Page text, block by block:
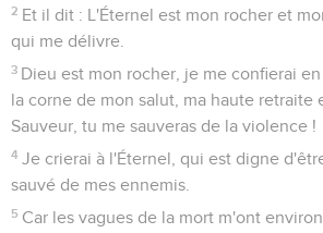
2 Et il dit : L'Éternel est mon rocher et
qui me délivre.
3 Dieu est mon rocher, je me confierai
la corne de mon salut, ma haute retraite
Sauveur, tu me sauveras de la violence !
4 Je crierai à l'Éternel, qui est digne
sauvé de mes ennemis.
5 Car les vagues de la mort m'ont